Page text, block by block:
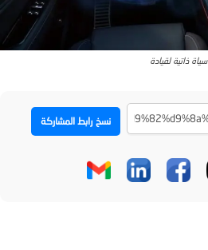
سياة ذاتية لقيادة
نسخ رابط المشاركة